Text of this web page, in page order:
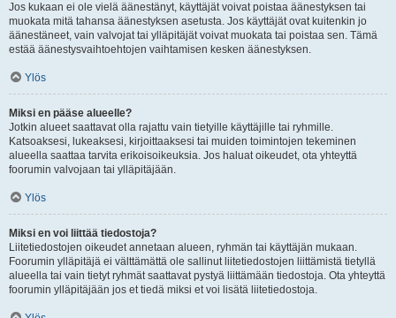
Jos kukaan ei ole vielä äänestänyt, käyttäjät voivat poistaa äänestyksen tai
muokata mitä tahansa äänestyksen asetusta. Jos käyttäjät ovat kuitenkin jo
äänestäneet, vain valvojat tai ylläpitäjät voivat muokata tai poistaa sen. Tämä
estää äänestysvaihtoehtojen vaihtamisen kesken äänestyksen.
Ylös
Miksi en pääse alueelle?
Jotkin alueet saattavat olla rajattu vain tietyille käyttäjille tai ryhmille.
Katsoaksesi, lukeaksesi, kirjoittaaksesi tai muiden toimintojen tekeminen
alueella saattaa tarvita erikoisoikeuksia. Jos haluat oikeudet, ota yhteyttä
foorumin valvojaan tai ylläpitäjään.
Ylös
Miksi en voi liittää tiedostoja?
Liitetiedostojen oikeudet annetaan alueen, ryhmän tai käyttäjän mukaan.
Foorumin ylläpitäjä ei välttämättä ole sallinut liitetiedostojen liittämistä tietyllä
alueella tai vain tietyt ryhmät saattavat pystyä liittämään tiedostoja. Ota yhteyttä
foorumin ylläpitäjään jos et tiedä miksi et voi lisätä liitetiedostoja.